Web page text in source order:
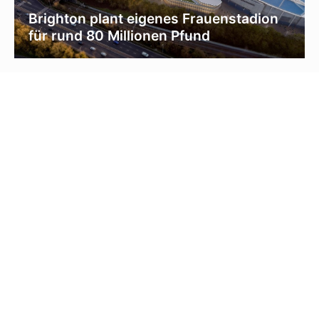
Brighton plant eigenes Frauenstadion
für rund 80 Millionen Pfund